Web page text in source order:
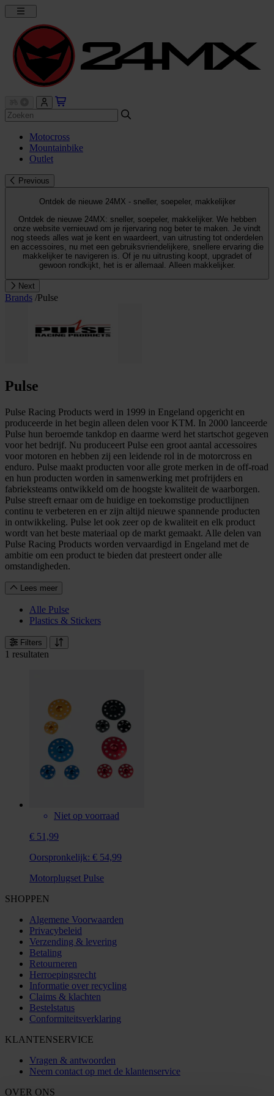
Motocross
Mountainbike
Outlet
Previous
Ontdek de nieuwe 24MX - sneller, soepeler, makkelijker
Ontdek de nieuwe 24MX: sneller, soepeler, makkelijker. We hebben
onze website vernieuwd om je rijervaring nog beter te maken. Je vindt
nog steeds alles wat je kent en waardeert, van uitrusting tot onderdelen
en accessoires, nu met een gebruiksvriendelijkere, snellere ervaring die
makkelijker te navigeren is. Of je nu uitrusting koopt, upgradet of
gewoon rondkijkt, het is er allemaal. Alleen makkelijker.
Next
Brands /Pulse
Pulse
Pulse Racing Products werd in 1999 in Engeland opgericht en
produceerde in het begin alleen delen voor KTM. In 2000 lanceerde
Pulse hun beroemde tankdop en daarme werd het startschot gegeven
voor het bedrijf. Nu produceert Pulse een groot aantal accessoires
voor motoren en hebben zij een leidende rol in de motorcross en
enduro. Pulse maakt producten voor alle grote merken in de off-road
en hun producten worden in samenwerking met profrijders en
fabrieksteams ontwikkeld om de hoogste kwaliteit de waarborgen.
Pulse streeft ernaar om de huidige en toekomstige productlijnen
continu te verbeteren en er zijn altijd nieuwe spannende producten
in ontwikkeling. Pulse let ook zeer op de kwaliteit en elk product
wordt van het beste materiaal op de markt gemaakt. Alle delen van
Pulse Racing Products worden vervaardigd in Engeland met de
ambitie om een product te bieden dat presteert onder alle
omstandigheden.
Lees meer
Alle Pulse
Plastics & Stickers
Filters
1 resultaten
Niet op voorraad
€ 51,99
Oorspronkelijk: € 54,99
Motorplugset Pulse
SHOPPEN
Algemene Voorwaarden
Privacybeleid
Verzending & levering
Betaling
Retourneren
Herroepingsrecht
Informatie over recycling
Claims & klachten
Bestelstatus
Conformiteitsverklaring
KLANTENSERVICE
Vragen & antwoorden
Neem contact op met de klantenservice
OVER ONS